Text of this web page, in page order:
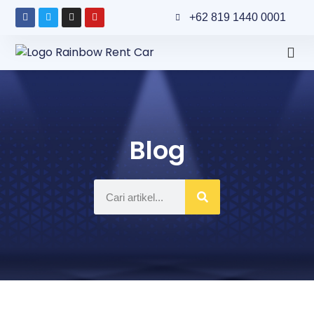
+62 819 1440 0001
Blog